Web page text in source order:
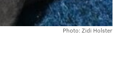
Photo: Zidi Holster